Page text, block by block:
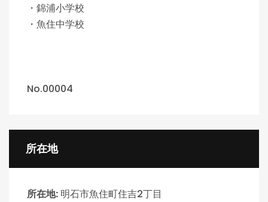
・錦浦小学校
・魚住中学校
No.00004
所在地
所在地: 明石市魚住町住吉2丁目